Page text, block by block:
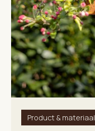
Product & materiaal